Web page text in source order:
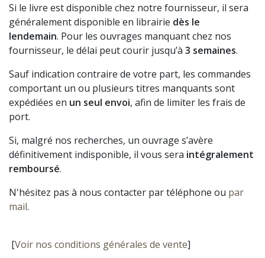
Si le livre est disponible chez notre fournisseur, il sera
généralement disponible en librairie dès le
lendemain. Pour les ouvrages manquant chez nos
fournisseur, le délai peut courir jusqu’à 3 semaines.
Sauf indication contraire de votre part, les commandes
comportant un ou plusieurs titres manquants sont
expédiées en un seul envoi, afin de limiter les frais de
port.
Si, malgré nos recherches, un ouvrage s’avère
définitivement indisponible, il vous sera intégralement
remboursé.
N'hésitez pas à nous contacter par téléphone ou par
mail.
[Voir nos conditions générales de vente]